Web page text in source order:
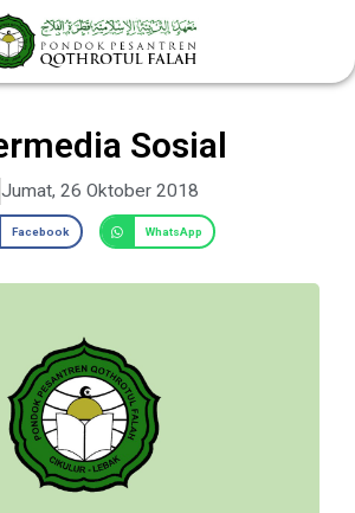
Sosial
Jumat, 26 Oktober 2018
Facebook WhatsApp